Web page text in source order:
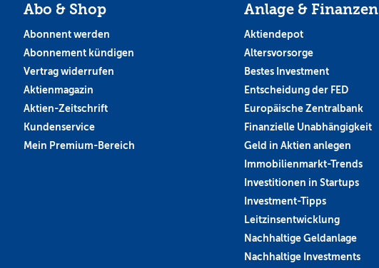
Abo & Shop
Abonnent werden
Abonnement kündigen
Vertrag widerrufen
Aktienmagazin
Aktien-Zeitschrift
Kundenservice
Mein Premium-Bereich
Anlage & Finanzen
Aktiendepot
Altersvorsorge
Bestes Investment
Entscheidung der FED
Europäische Zentralbank
Finanzielle Unabhängigkeit
Geld in Aktien anlegen
Immobilienmarkt-Trends
Investitionen in Startups
Investment-Tipps
Leitzinsentwicklung
Nachhaltige Geldanlage
Nachhaltige Investments